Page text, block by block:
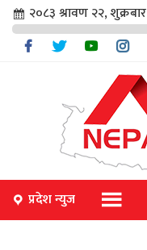
२०८३ श्रावण २२, शुक्रबार
प्रदेश न्युज